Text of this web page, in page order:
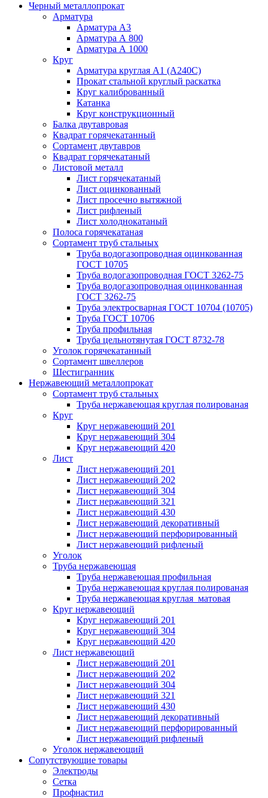
Черный металлопрокат
Арматура
Арматура А3
Арматура А 800
Арматура А 1000
Круг
Арматура круглая А1 (А240C)
Прокат стальной круглый раскатка
Круг калиброванный
Катанка
Круг конструкционный
Балка двутавровая
Квадрат горячекатанный
Сортамент двутавров
Квадрат горячекатаный
Листовой металл
Лист горячекатаный
Лист оцинкованный
Лист просечно вытяжной
Лист рифленый
Лист холоднокатаный
Полоса горячекатаная
Сортамент труб стальных
Труба водогазопроводная оцинкованная
ГОСТ 10705
Труба водогазопроводная ГОСТ 3262-75
Труба водогазопроводная оцинкованная
ГОСТ 3262-75
Труба электросварная ГОСТ 10704 (10705)
Труба ГОСТ 10706
Труба профильная
Труба цельнотянутая ГОСТ 8732-78
Уголок горячекатанный
Сортамент швеллеров
Шестигранник
Нержавеющий металлопрокат
Сортамент труб стальных
Труба нержавеющая круглая полированая
Круг
Круг нержавеющий 201
Круг нержавеющий 304
Круг нержавеющий 420
Лист
Лист нержавеющий 201
Лист нержавеющий 202
Лист нержавеющий 304
Лист нержавеющий 321
Лист нержавеющий 430
Лист нержавеющий декоративный
Лист нержавеющий перфорированный
Лист нержавеющий рифленый
Уголок
Труба нержавеющая
Труба нержавеющая профильная
Труба нержавеющая круглая полированая
Труба нержавеющая круглая матовая
Круг нержавеющий
Круг нержавеющий 201
Круг нержавеющий 304
Круг нержавеющий 420
Лист нержавеющий
Лист нержавеющий 201
Лист нержавеющий 202
Лист нержавеющий 304
Лист нержавеющий 321
Лист нержавеющий 430
Лист нержавеющий декоративный
Лист нержавеющий перфорированный
Лист нержавеющий рифленый
Уголок нержавеющий
Cопутствующие товары
Электроды
Сетка
Профнастил